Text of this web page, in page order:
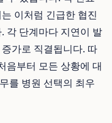
이처럼 긴급한 협진
각 단계마다 지연이 발
가로 직결됩니다. 따
음부터 모든 상황에 대
를 병원 선택의 최우